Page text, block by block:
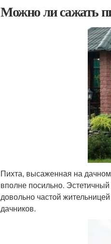
Можно ли сажать
Пихта, высаженная на
вполне посильно.
довольно частой
дачников.